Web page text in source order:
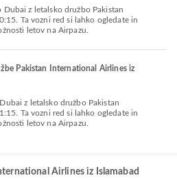
Ta vozni red si lahko ogledate in
letov na Airpazu.
Pakistan International Airlines iz
Ta vozni red si lahko ogledate in
letov na Airpazu.
Airlines iz Islamabad